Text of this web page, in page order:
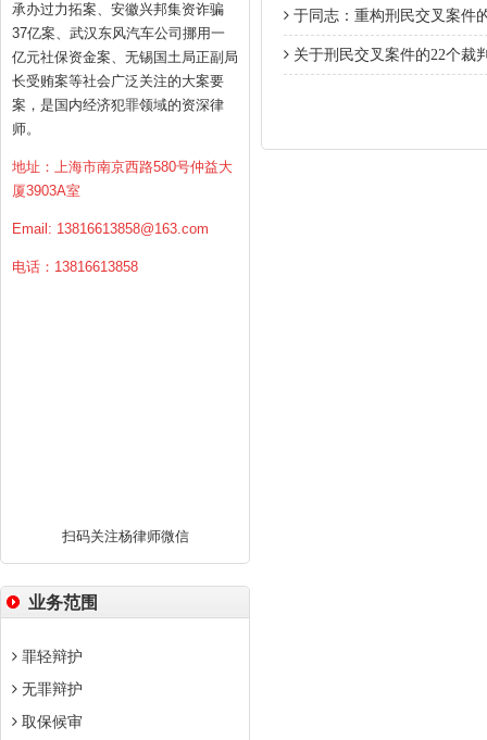
承办过力拓案、安徽兴邦集资诈骗
37亿案、武汉东风汽车公司挪用一
亿元社保资金案、无锡国土局正副局
长受贿案等社会广泛关注的大案要
案，是国内经济犯罪领域的资深律
师。
地址：上海市南京西路580号仲益大
厦3903A室
Email: 13816613858@163.com
电话：13816613858
扫码关注杨律师微信
业务范围
罪轻辩护
无罪辩护
取保候审
于同志：重构刑民交叉案件
关于刑民交叉案件的22个裁